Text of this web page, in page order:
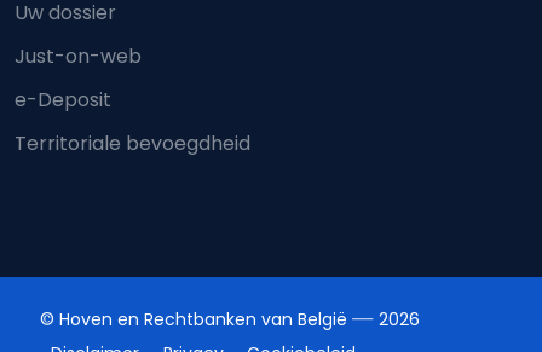
Uw dossier
Just-on-web
e-Deposit
Territoriale bevoegdheid
© Hoven en Rechtbanken van België
2026